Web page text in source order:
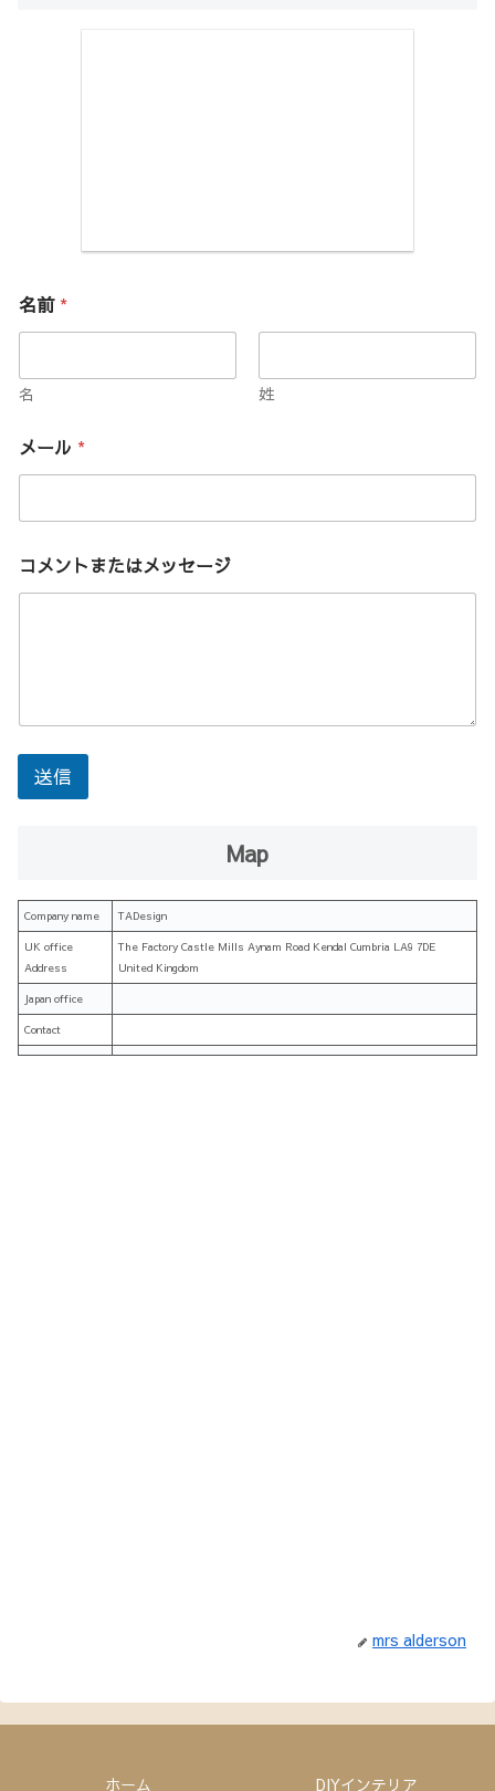
名前 *
名 姓
メール *
コメントまたはメッセージ
送信
Map
Company name
TADesign
UK office
Address
The Factory Castle Mills Aynam Road Kendal Cumbria LA9 7DE
United Kingdom
Japan office
Contact
mrs alderson
ホーム DIYインテリア